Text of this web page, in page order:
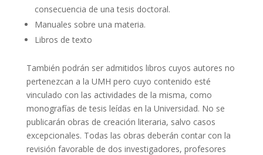
consecuencia de una tesis doctoral.
Manuales sobre una materia.
Libros de texto
También podrán ser admitidos libros cuyos autores no
pertenezcan a la UMH pero cuyo contenido esté
vinculado con las actividades de la misma, como
monografías de tesis leídas en la Universidad. No se
publicarán obras de creación literaria, salvo casos
excepcionales. Todas las obras deberán contar con la
revisión favorable de dos investigadores, profesores